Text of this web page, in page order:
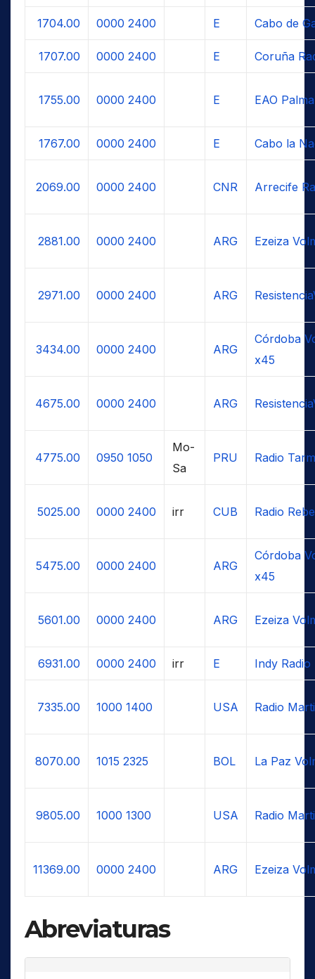
1704.00 0000 2400 E Cabo de
1707.00 0000 2400 E Coruña
1755.00 0000 2400 E EAO
1767.00 0000 2400 E Cabo la
2069.00 0000 2400 CNR Arrecife
2881.00 0000 2400 ARG Ezeiza
2971.00 0000 2400 ARG
3434.00 0000 2400 ARG
Córdoba
x45
4675.00 0000 2400 ARG
4775.00 0950 1050
Mo-
Sa
PRU Radio
5025.00 0000 2400 irr CUB Radio
5475.00 0000 2400 ARG
Córdoba
x45
5601.00 0000 2400 ARG Ezeiza
6931.00 0000 2400 irr E Indy Radio
7335.00 1000 1400 USA Radio Marti
8070.00 1015 2325 BOL La Paz
9805.00 1000 1300 USA Radio Marti
11369.00 0000 2400 ARG Ezeiza
Abreviaturas